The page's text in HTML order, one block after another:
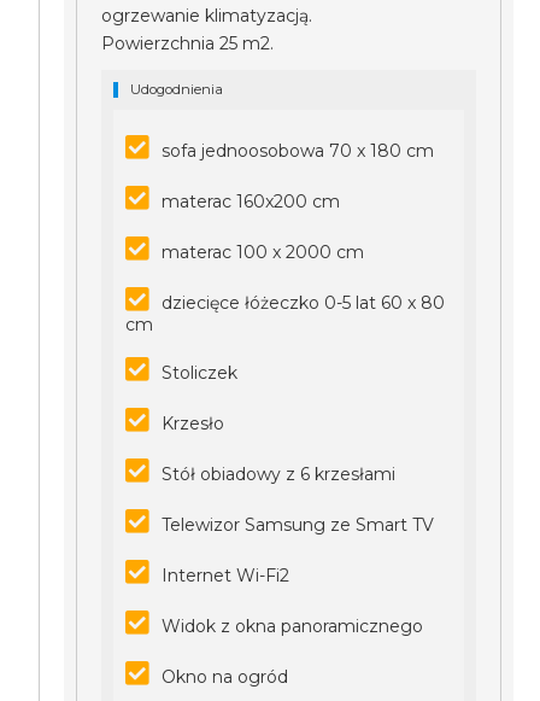
ogrzewanie klimatyzacją.
Powierzchnia 25 m2.
Udogodnienia
sofa jednoosobowa 70 x 180 cm
materac 160x200 cm
materac 100 x 2000 cm
dziecięce łóżeczko 0-5 lat 60 x 80
cm
Stoliczek
Krzesło
Stół obiadowy z 6 krzesłami
Telewizor Samsung ze Smart TV
Internet Wi-Fi2
Widok z okna panoramicznego
Okno na ogród